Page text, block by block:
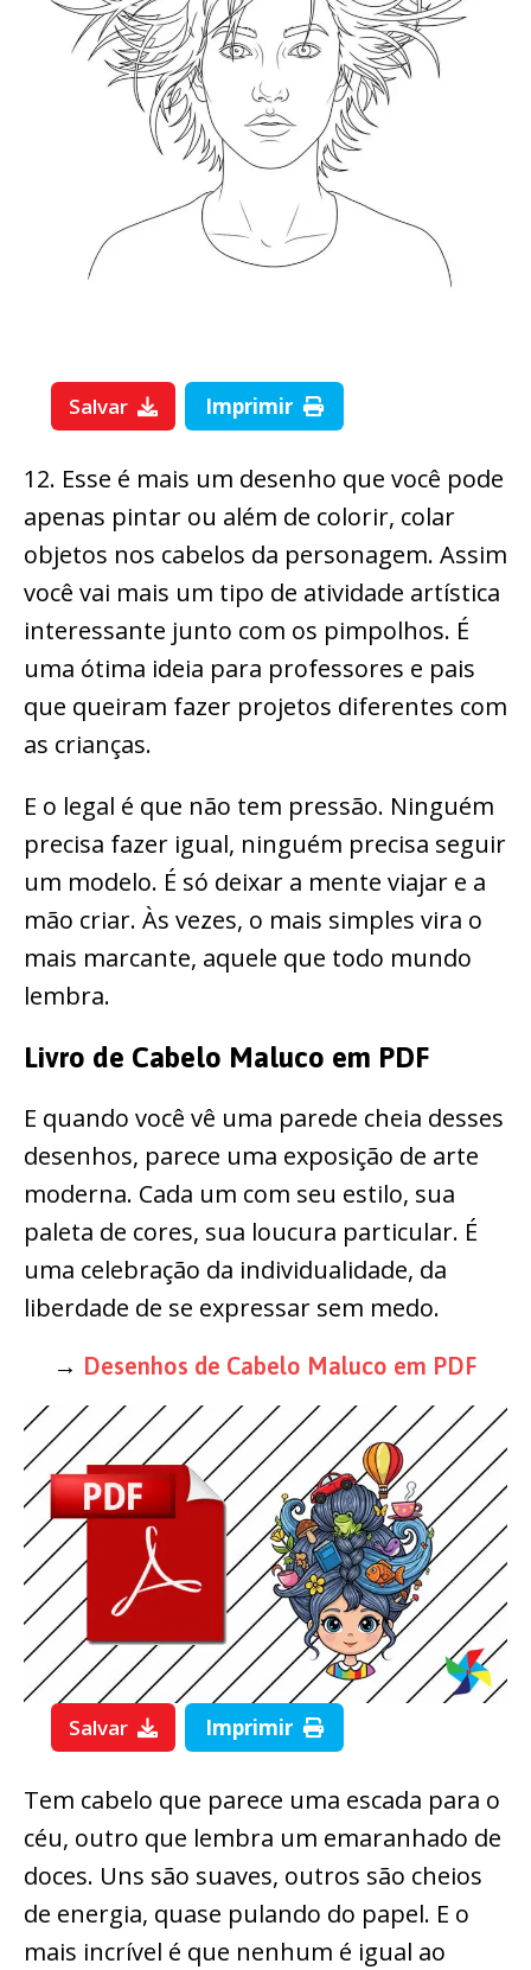
Salvar Imprimir
12. Esse é mais um desenho que você pode
apenas pintar ou além de colorir, colar
objetos nos cabelos da personagem. Assim
você vai mais um tipo de atividade artística
interessante junto com os pimpolhos. É
uma ótima ideia para professores e pais
que queiram fazer projetos diferentes com
as crianças.
E o legal é que não tem pressão. Ninguém
precisa fazer igual, ninguém precisa seguir
um modelo. É só deixar a mente viajar e a
mão criar. Às vezes, o mais simples vira o
mais marcante, aquele que todo mundo
lembra.
Livro de Cabelo Maluco em PDF
E quando você vê uma parede cheia desses
desenhos, parece uma exposição de arte
moderna. Cada um com seu estilo, sua
paleta de cores, sua loucura particular. É
uma celebração da individualidade, da
liberdade de se expressar sem medo.
→ Desenhos de Cabelo Maluco em PDF
Salvar Imprimir
Tem cabelo que parece uma escada para o
céu, outro que lembra um emaranhado de
doces. Uns são suaves, outros são cheios
de energia, quase pulando do papel. E o
mais incrível é que nenhum é igual ao